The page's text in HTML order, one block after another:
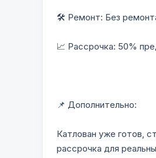
🛠 Ремонт: Без
📈 Рассрочка: 50%
📌 Дополнительно:
Катлован уже готов,
рассрочка для